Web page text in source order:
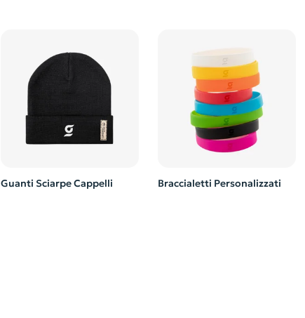
Guanti Sciarpe Cappelli Braccialetti Personalizzati